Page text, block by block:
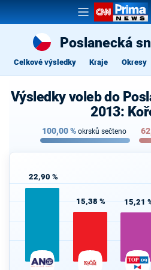
Poslanecká
Celkové výsledky Kraje Okresy
Výsledky voleb do
2013:
100,00% okrsků sečteno
22,90 %
15,38 % 15,21